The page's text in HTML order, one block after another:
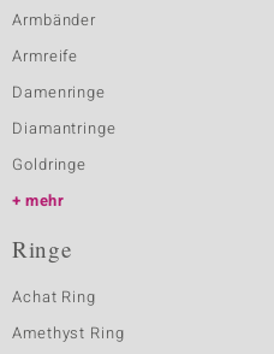
Armbänder
Armreife
Damenringe
Diamantringe
Goldringe
mehr
Ringe
Achat Ring
Amethyst Ring